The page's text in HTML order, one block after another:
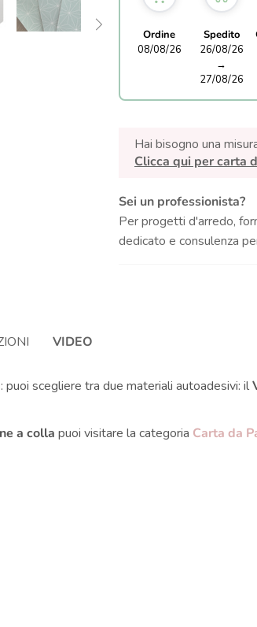
Ordine
08/08/26
Spedito
26/08/26
→
27/08/26
Hai bisogno una
Clicca qui per carta
Sei un professionista?
Per progetti d'arredo,
dedicato e consulenza
VIDEO
puoi scegliere tra due materiali autoadesivi: il
a colla puoi visitare la categoria Carta da